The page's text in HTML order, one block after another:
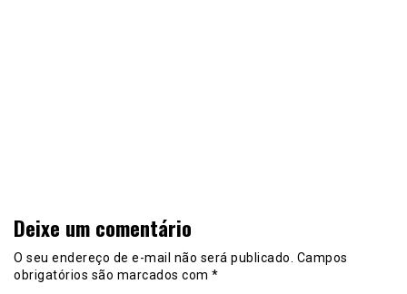
Deixe um comentário
O seu endereço de e-mail não será publicado. Campos
obrigatórios são marcados com *